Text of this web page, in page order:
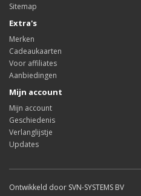
Sitemap
Extra's
Merken
Cadeaukaarten
Voor affiliates
Aanbiedingen
Mijn account
Mijn account
Geschiedenis
Verlanglijstje
Updates
Ontwikkeld door SVN-SYSTEMS BV